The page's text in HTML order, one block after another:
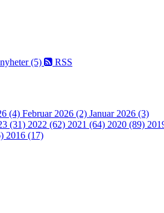
nyheter (5) RSS
(4) Februar 2026 (2) Januar 2026 (3)
(31) 2022 (62) 2021 (64) 2020 (89)
2016 (17)